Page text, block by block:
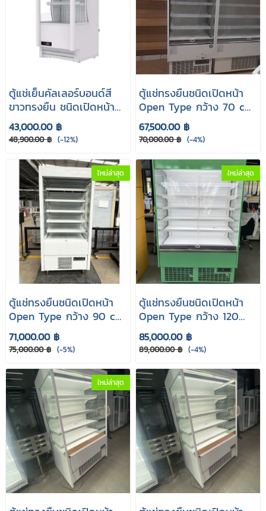
ตู้แช่เย็นคัลเลอร์บอนด์สี
ขาวทรงยืน ชนิดเปิดหน้า
Open Type Sanden รุ่น
SSO-0705
43,000.00 ฿
48,900.00 ฿ (-12%)
ตู้แช่ทรงยืนชนิดเปิดหน้า
Open Type กว้าง 70 cm.
รุ่น T-Open70-OKJ
67,500.00 ฿
70,000.00 ฿ (-4%)
ใหม่ล่าสุด
ตู้แช่ทรงยืนชนิดเปิดหน้า
Open Type กว้าง 90 cm.
รุ่น T-Open90-OKJ
71,000.00 ฿
75,000.00 ฿ (-5%)
ใหม่ล่าสุด
ตู้แช่ทรงยืนชนิดเปิดหน้า
Open Type กว้าง 120
cm. รุ่น T-Open120-OKJ
85,000.00 ฿
89,000.00 ฿ (-4%)
ใหม่ล่าสุด